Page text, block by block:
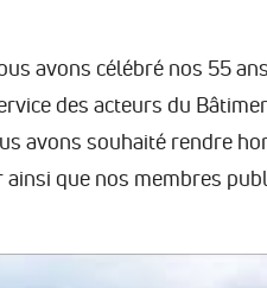
avons célébré nos 55
des acteurs du
avons souhaité rendre
que nos membres